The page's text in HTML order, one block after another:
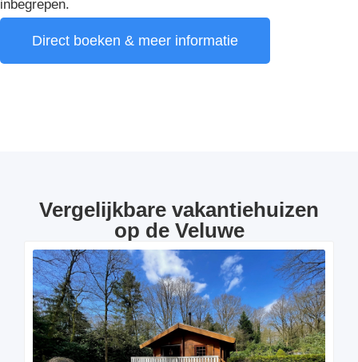
inbegrepen.
Direct boeken & meer informatie
Vergelijkbare vakantiehuizen
op de Veluwe